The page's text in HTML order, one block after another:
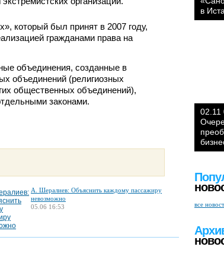
который был принят в 2007 году,
гражданами права на
объединения, созданные в
объединений (религиозных
общественных объединений),
законами.
А. Шералиев: Объяснить каждому пассажиру
невозможно
05.06 16:53
в
02.11
все